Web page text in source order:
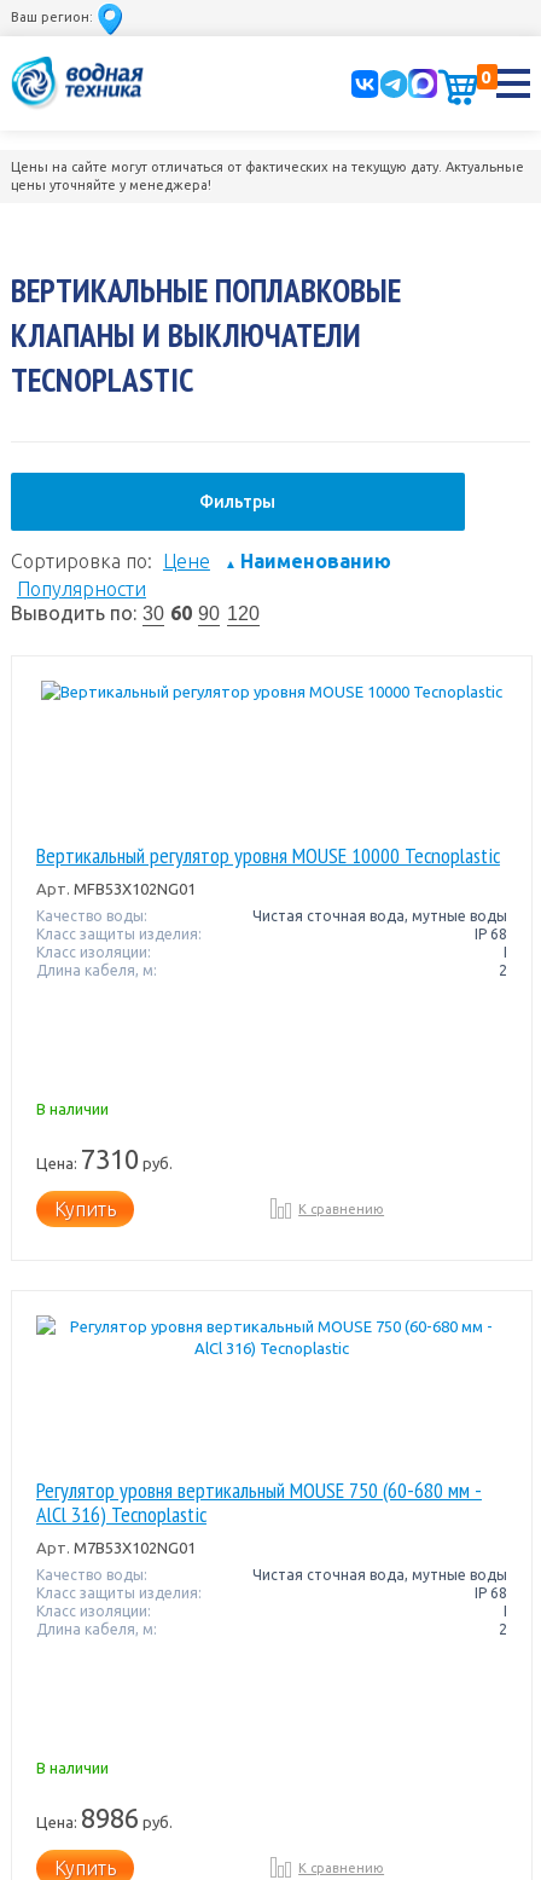
Ваш регион:
0
Цены на сайте могут отличаться от фактических на текущую дату. Актуальные
цены уточняйте у менеджера!
ВЕРТИКАЛЬНЫЕ ПОПЛАВКОВЫЕ
КЛАПАНЫ И ВЫКЛЮЧАТЕЛИ
TECNOPLASTIC
Фильтры
Сортировка по: Цене ▲ Наименованию
Популярности
Выводить по: 30 60 90 120
Вертикальный регулятор уровня MOUSE 10000 Tecnoplastic
Арт. MFB53X102NG01
Качество воды:
Чистая сточная вода, мутные воды
Класс защиты изделия:
IP 68
Класс изоляции:
I
Длина кабеля, м:
2
В наличии
Цена: 7310 руб.
Купить К сравнению
Регулятор уровня вертикальный MOUSE 750 (60-680 мм -
AlCl 316) Tecnoplastic
Арт. M7B53X102NG01
Качество воды:
Чистая сточная вода, мутные воды
Класс защиты изделия:
IP 68
Класс изоляции:
I
Длина кабеля, м:
2
В наличии
Цена: 8986 руб.
Купить К сравнению